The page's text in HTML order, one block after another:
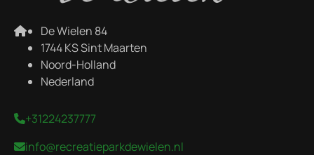
De Wielen 84
1744 KS Sint Maarten
Noord-Holland
Nederland
+31224237777
info@recreatieparkdewielen.nl